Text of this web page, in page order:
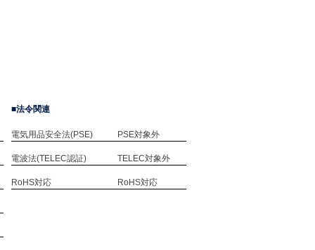
法令関連
電気用品安全法(PSE) PSE対象外
電波法(TELEC認証) TELEC対象外
RoHS対応 RoHS対応